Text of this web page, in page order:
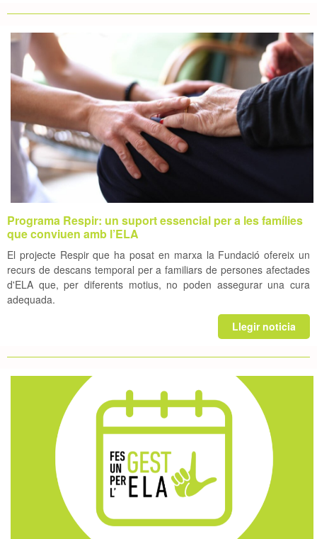
Programa Respir: un suport essencial per a les famílies
que conviuen amb l’ELA
El projecte Respir que ha posat en marxa la Fundació ofereix un
recurs de descans temporal per a familiars de persones afectades
d'ELA que, per diferents motius, no poden assegurar una cura
adequada.
Llegir noticia